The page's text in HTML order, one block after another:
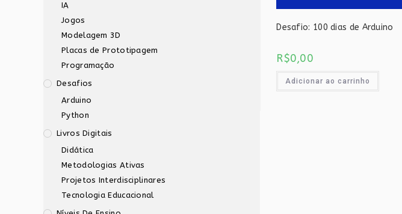
IA
Jogos
Modelagem 3D
Placas de Prototipagem
Programação
Desafios
Arduino
Python
Livros Digitais
Didática
Metodologias Ativas
Projetos Interdisciplinares
Tecnologia Educacional
Desafio: 100 dias de Arduino
R$0,00
Adicionar ao carrinho